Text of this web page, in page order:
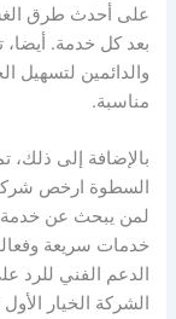
على أحدث طرق
بعد كل خدمة. أيضا،
والدائمين لتسهيل
مناسبة.
بالإضافة إلى
السطوة ارخص
لمن يبحث عن خدمة
خدمات سريعة
الدعم الفني للرد
الشركة الخيار